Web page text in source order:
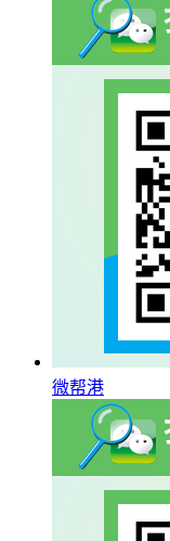
微帮港